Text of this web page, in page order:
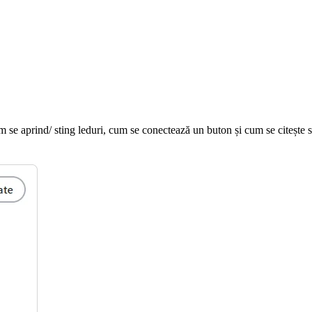
se aprind/ sting leduri, cum se conectează un buton și cum se